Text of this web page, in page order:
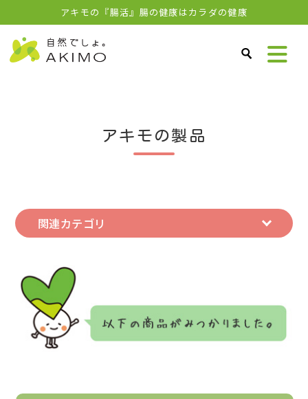
アキモの『腸活』腸の健康はカラダの健康
アキモの製品
関連カテゴリ